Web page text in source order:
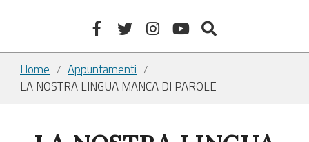
Home / Appuntamenti /
LA NOSTRA LINGUA MANCA DI PAROLE